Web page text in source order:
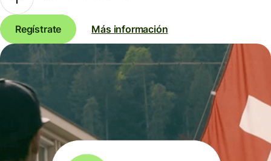
Regístrate Más información